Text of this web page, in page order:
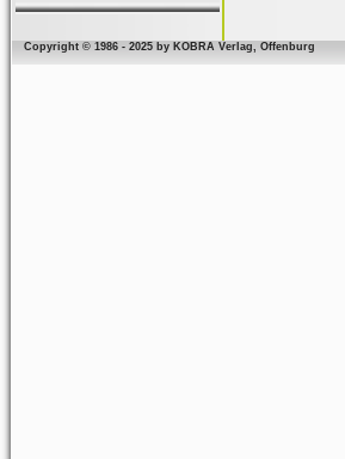
Copyright © 1986 - 2025 by KOBRA Verlag, Offenburg